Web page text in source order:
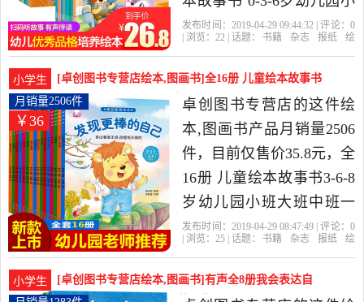
班大班中班亲子早教阅读
启蒙小孩看图讲睡前故事
书籍是2019年卓创图书专
营店精选书籍,杂志,报纸当
中性价比很高的绘本,图画
书，由浙江 杭州发货。
发布时间：2019-04-29 09:44:32 | 评论： 0
| 浏览： 22 | 话题： 书籍 杂志 报纸
绘
小学生
[卓创图书专营店绘本,图画书]全16册 儿童绘本故事书
3-6-8岁月销量2506件仅售35.8元
￥36
月销量2506件
卓创图书专营店的这件绘
本,图画书产品月销量2506
件，目前仅售价35.8元，全
16册 儿童绘本故事书3-6-8
岁幼儿园小班大班中班一
年级注音版 幼儿绘本5-6岁
宝宝书籍益智早教睡前故
发布时间：2019-04-29 08:47:49 | 评论： 0
| 浏览： 25 | 话题： 书籍 杂志 报纸
绘
小学生
[卓创图书专营店绘本,图画书]有声全8册我会表达自